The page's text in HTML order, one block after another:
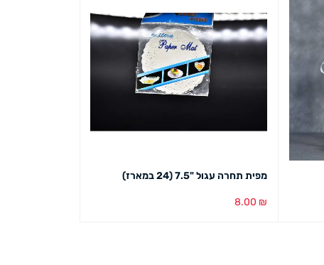
מפית תחרה עגול "7.5 (24 במארז)
8.00 ₪